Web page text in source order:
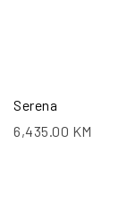
Serena
6,435.00 KM